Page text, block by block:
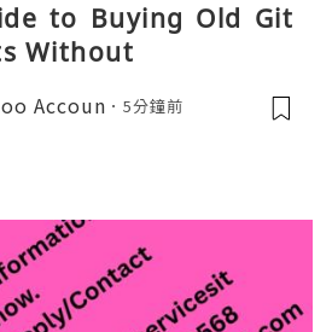
to Buying Old Git
Without
Accoun 5分鐘前